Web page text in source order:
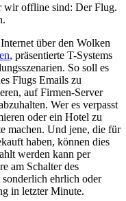
wir offline sind: Der Flug.
über den Wolken
, präsentierte T-Systems
So soll es
Flugs Emails zu
auf Firmen-Server
Wer es verpasst
oder ein Hotel zu
machen. Und jene, die für
haben, können dies
werden kann per
am Schalter des
ehrlich oder
in letzter Minute.